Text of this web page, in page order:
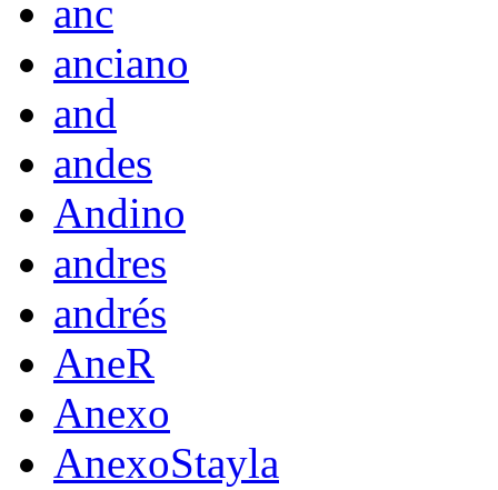
anc
anciano
and
andes
Andino
andres
andrés
AneR
Anexo
AnexoStayla